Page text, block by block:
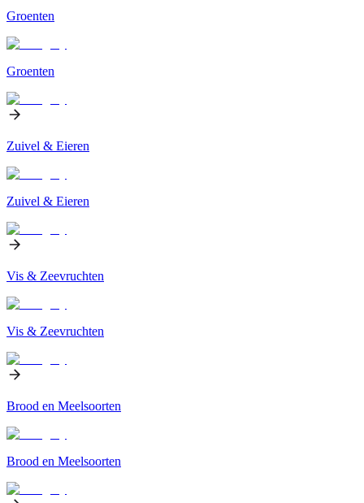
Groenten
Groenten
Zuivel & Eieren
Zuivel & Eieren
Vis & Zeevruchten
Vis & Zeevruchten
Brood en Meelsoorten
Brood en Meelsoorten